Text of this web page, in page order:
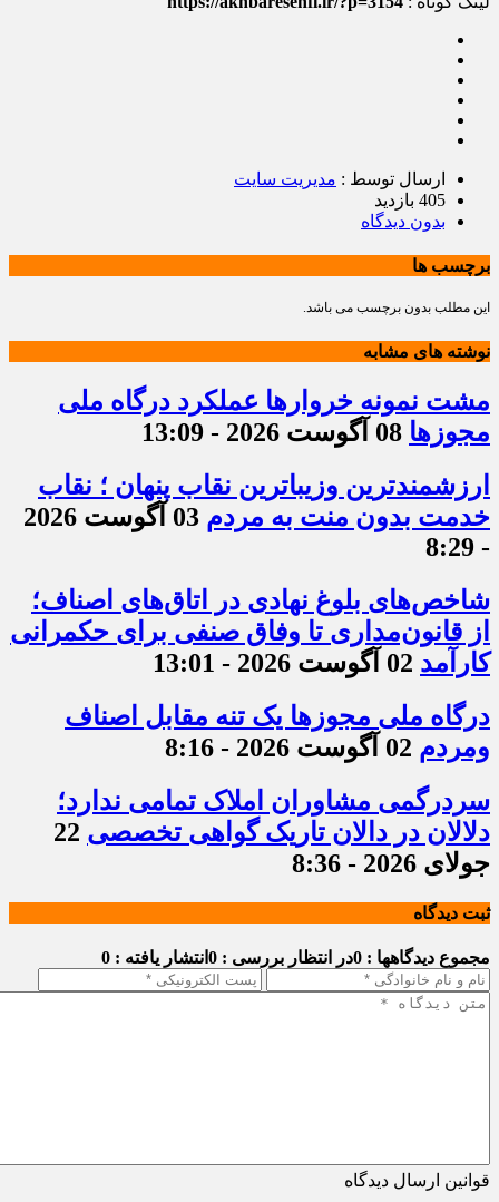
ارسال توسط : مدیریت سایت
405 بازدید
بدون دیدگاه
برچسب ها
این مطلب بدون برچسب می باشد.
نوشته های مشابه
مشت نمونه خروارها عملکرد درگاه ملی
مجوزها 08 آگوست 2026 - 13:09
ارزشمندترین وزیباترین نقاب پنهان ؛ نقاب
خدمت بدون منت به مردم
03 آگوست 2026
- 8:29
شاخص‌های بلوغ نهادی در اتاق‌های اصناف؛
از قانون‌مداری تا وفاق صنفی برای حکمرانی
کارآمد 02 آگوست 2026 - 13:01
درگاه ملی مجوزها یک تنه مقابل اصناف
ومردم 02 آگوست 2026 - 8:16
سردرگمی مشاوران املاک تمامی ندارد؛
دلالان در دالان تاریک گواهی تخصصی 22
جولای 2026 - 8:36
ثبت دیدگاه
مجموع دیدگاهها : 0 در انتظار بررسی : 0 انتشار یافته : 0
قوانین ارسال دیدگاه